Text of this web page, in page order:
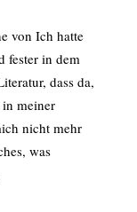
von Ich hatte
fester in dem
dass da,
meiner
nicht mehr
was